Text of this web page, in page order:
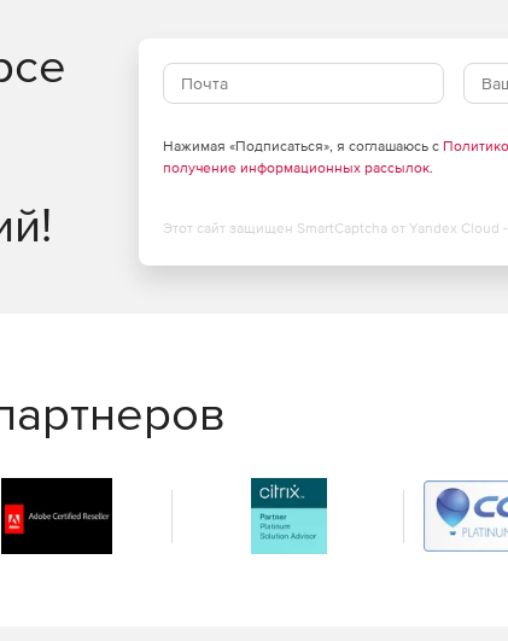
Нажимая «Подписаться», я соглашаюсь с
получение информационных рассылок.
Этот сайт защищен SmartCaptcha от Yandex Cloud -